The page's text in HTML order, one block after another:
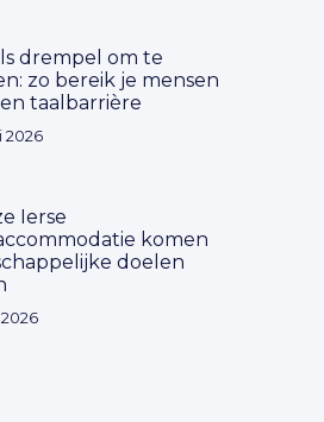
drempel om te
zo bereik je mensen
taalbarrière
2026
Ierse
komen
doelen
2026